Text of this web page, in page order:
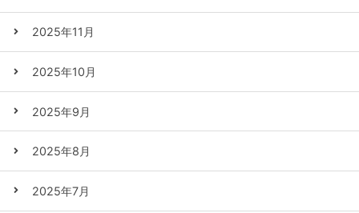
2025年11月
2025年10月
2025年9月
2025年8月
2025年7月